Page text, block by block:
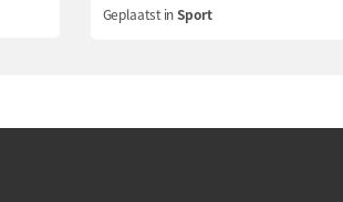
Geplaatst inSport